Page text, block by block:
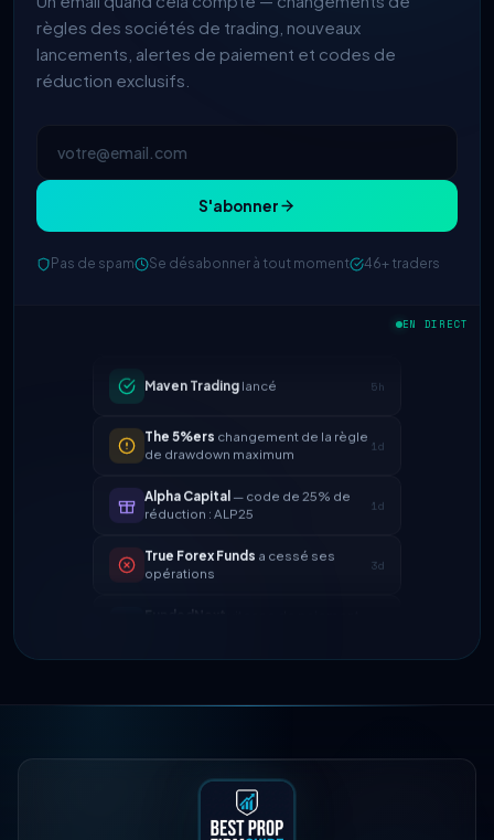
règles des sociétés de trading, nouveaux
lancements, alertes de paiement et codes de
réduction exclusifs.
S'abonner
Pas de spam Se désabonner à tout moment 46+ traders
EN DIRECT
FTMO
The 5%erschangement de la règle
Alpha Capital — code de 25% de
True Forex Funds
FundedNext
Maven Tradinglancé 5h
— code de 25% de
réduction : ALP25